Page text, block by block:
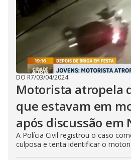
DO R7/03/04/2024
Motorista atropela
que estavam em
após discussão em
A Polícia Civil registrou o caso
culposa e tenta identificar o